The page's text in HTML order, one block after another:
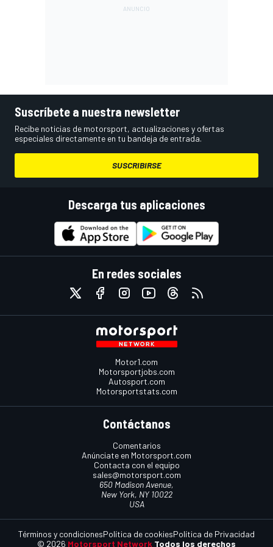
Suscríbete a nuestra newsletter
Recibe noticias de motorsport, actualizaciones y ofertas
especiales directamente en tu bandeja de entrada.
SUSCRIBIRSE
Descarga tus aplicaciones
En redes sociales
Motor1.com
Motorsportjobs.com
Autosport.com
Motorsportstats.com
Contáctanos
Comentarios
Anúnciate en Motorsport.com
Contacta con el equipo
sales@motorsport.com
650 Madison Avenue,
New York, NY 10022
USA
© 2026 Motorsport Network Todos los derechos
Términos y condicionesPolítica de cookiesPolítica de Privacidad